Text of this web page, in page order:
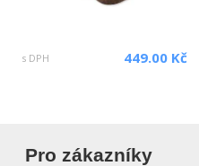
s DPH 449.00 Kč
Pro zákazníky